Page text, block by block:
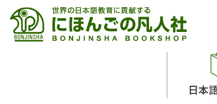
日本